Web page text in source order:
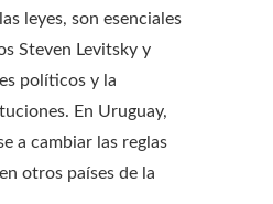
leyes, son esenciales
Steven Levitsky y
políticos y la
En Uruguay,
a cambiar las reglas
otros países de la